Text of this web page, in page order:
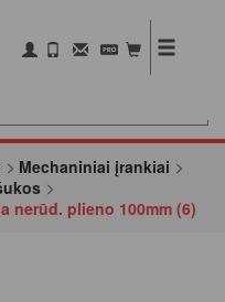
Mechaniniai įrankiai
nerūd. plieno 100mm (6)